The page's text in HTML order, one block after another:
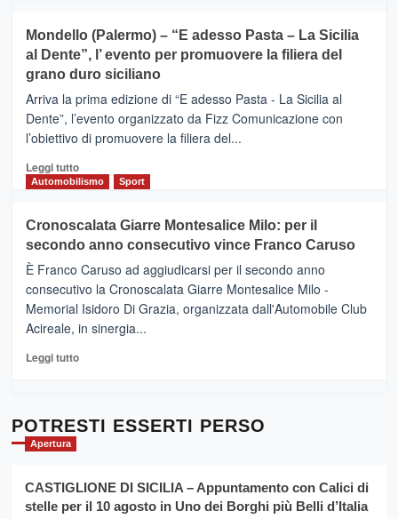
e
messaggi
di
CASTIGLIONE
DI
SICILIA
(Ct)
–
Il
Borgo
Gusto,
il
tra
sapori
vicoli
medievali
Mondello (Palermo) – “E adesso Pasta – La Sicilia
al Dente”, l’ evento per promuovere la filiera del
grano duro siciliano
Arriva la prima edizione di “E adesso Pasta - La Sicilia al
Dente”, l’evento organizzato da Fizz Comunicazione con
l’obiettivo di promuovere la filiera del...
Leggi tuttoLeggi
di
Mondello
(Palermo)
–
“E
adesso
Pasta
–
Sicilia
l’
evento
la
filiera
Automobilismo Sport
Cronoscalata Giarre Montesalice Milo: per il
secondo anno consecutivo vince Franco Caruso
È Franco Caruso ad aggiudicarsi per il secondo anno
consecutivo la Cronoscalata Giarre Montesalice Milo -
Memorial Isidoro Di Grazia, organizzata dall'Automobile Club
Acireale, in sinergia...
Leggi tuttoLeggi
Cronoscalata
per
il
POTRESTI ESSERTI PERSO
Apertura
CASTIGLIONE DI SICILIA – Appuntamento con Calici di
stelle per il 10 agosto in Uno dei Borghi più Belli d’Italia